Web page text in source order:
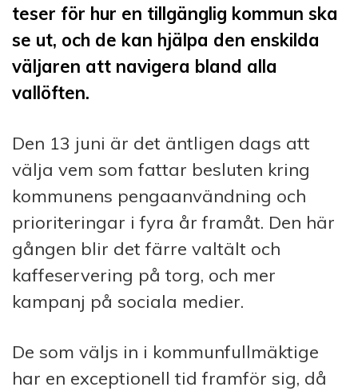
teser för hur en tillgänglig kommun ska
se ut, och de kan hjälpa den enskilda
väljaren att navigera bland alla
vallöften.
Den 13 juni är det äntligen dags att
välja vem som fattar besluten kring
kommunens pengaanvändning och
prioriteringar i fyra år framåt. Den här
gången blir det färre valtält och
kaffeservering på torg, och mer
kampanj på sociala medier.
De som väljs in i kommunfullmäktige
har en exceptionell tid framför sig, då